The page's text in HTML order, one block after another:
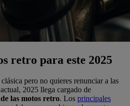
retro para este 2025
pero no quieres renunciar a las
2025 llega cargado de
las motos retro. Los principales